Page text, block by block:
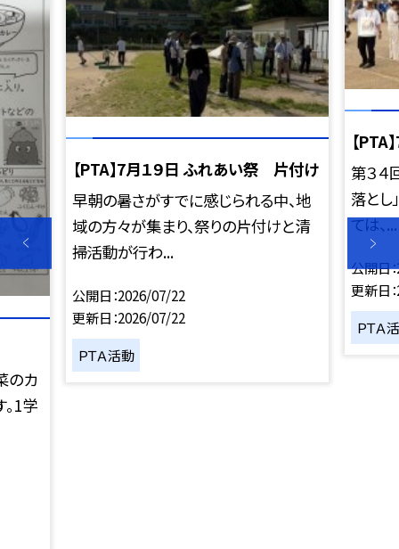
のカ
1学
【PTA】7月１９日 ふれあい祭 片付け
早朝の暑さがすでに感じられる中、地
域の方々が集まり、祭りの片付けと清
掃活動が行わ...
公開日 2026/07/22
更新日 2026/07/22
ＰＴＡ活動
【PTA
第３４
落とし
ては、...
公開日
更新日
ＰＴＡ